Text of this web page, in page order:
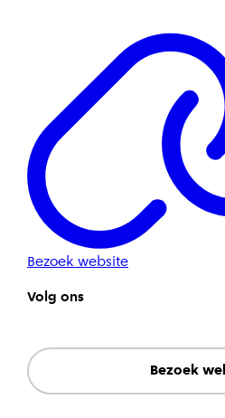
Bezoek website
Volg ons
Bezoek